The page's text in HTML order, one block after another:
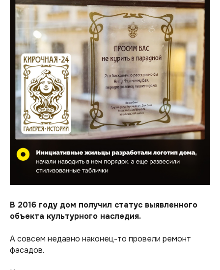
В 2016 году дом получил статус выявленного
объекта культурного наследия.
А совсем недавно наконец-то провели ремонт
фасадов.